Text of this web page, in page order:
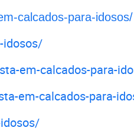
calcados-para-idosos/
idosos/
em-calcados-para-
em-calcados-para-